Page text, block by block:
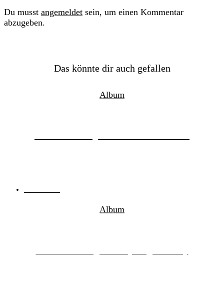
Du musst angemeldet sein, um einen Kommentar
abzugeben.
Das könnte dir auch gefallen
Album
Album